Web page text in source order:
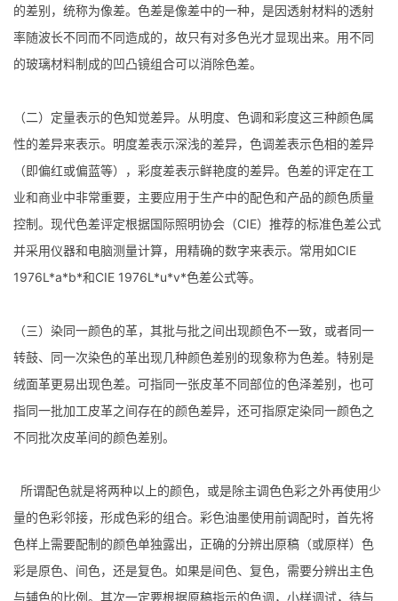
的差别，统称为像差。色差是像差中的一种，是因透射材料的透射
率随波长不同而不同造成的，故只有对多色光才显现出来。用不同
的玻璃材料制成的凹凸镜组合可以消除色差。
（二）定量表示的色知觉差异。从明度、色调和彩度这三种颜色属
性的差异来表示。明度差表示深浅的差异，色调差表示色相的差异
（即偏红或偏蓝等），彩度差表示鲜艳度的差异。色差的评定在工
业和商业中非常重要，主要应用于生产中的配色和产品的颜色质量
控制。现代色差评定根据国际照明协会（CIE）推荐的标准色差公式
并采用仪器和电脑测量计算，用精确的数字来表示。常用如CIE
1976L*a*b*和CIE 1976L*u*v*色差公式等。
（三）染同一颜色的革，其批与批之间出现颜色不一致，或者同一
转鼓、同一次染色的革出现几种颜色差别的现象称为色差。特别是
绒面革更易出现色差。可指同一张皮革不同部位的色泽差别，也可
指同一批加工皮革之间存在的颜色差异，还可指原定染同一颜色之
不同批次皮革间的颜色差别。
所谓配色就是将两种以上的颜色，或是除主调色色彩之外再使用少
量的色彩邻接，形成色彩的组合。彩色油墨使用前调配时，首先将
色样上需要配制的颜色单独露出，正确的分辨出原稿（或原样）色
彩是原色、间色，还是复色。如果是间色、复色，需要分辨出主色
与辅色的比例。其次一定要根据原稿指示的色调，小样调试，待与